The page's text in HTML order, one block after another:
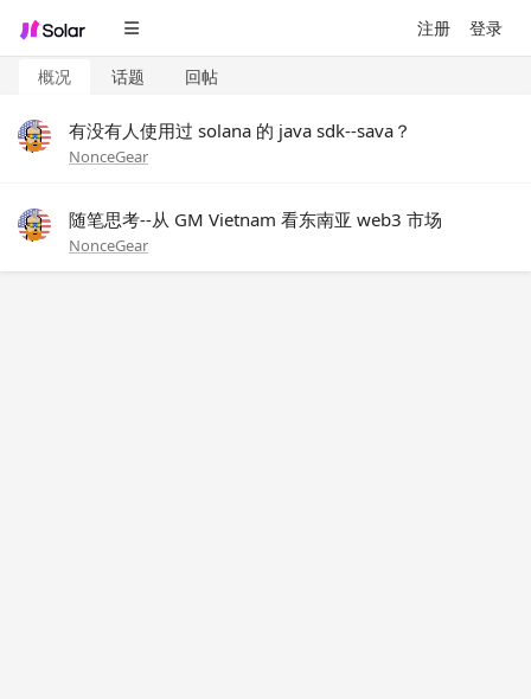
注册 登录
概况 话题 回帖
有没有人使用过 solana 的 java sdk--sava？
NonceGear
随笔思考--从 GM Vietnam 看东南亚 web3 市场
NonceGear